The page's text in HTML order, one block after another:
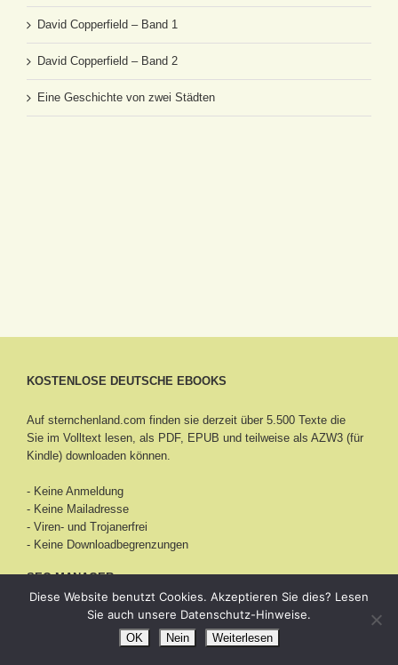
David Copperfield – Band 1
David Copperfield – Band 2
Eine Geschichte von zwei Städten
KOSTENLOSE DEUTSCHE EBOOKS
Auf sternchenland.com finden sie derzeit über 5.500 Texte die
Sie im Volltext lesen, als PDF, EPUB und teilweise als AZW3 (für
Kindle) downloaden können.
- Keine Anmeldung
- Keine Mailadresse
- Viren- und Trojanerfrei
- Keine Downloadbegrenzungen
SEO MANAGER
Alexander Müller ist ein deutscher SeniorSEO Manager aus
und bietet Suchmaschinenoptimierung mit seinem
Diese Website benutzt Cookies. Akzeptieren Sie dies? Lesen
Sie auch unsere Datenschutz-Hinweise.
OK Nein Weiterlesen